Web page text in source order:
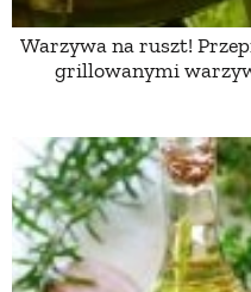
Warzywa na ruszt!
grillowanymi